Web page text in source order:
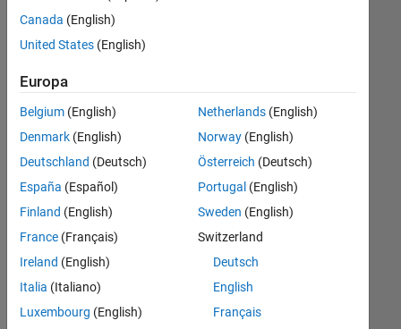
keine
offenen
Stellen,
Ihren
Suchkriterien
entsprechen.
können
die
Suchkriterien
weiter
fassen
oder
alle
Stellenangebote
anzeigen .
Canada (English)
United States (English)
Europa
Belgium (English)
Denmark (English)
Deutschland (Deutsch)
España (Español)
Finland (English)
France (Français)
Ireland (English)
Italia (Italiano)
Luxembourg (English)
Netherlands(English)
Norway(English)
Österreich (Deutsch)
Portugal (English)
Sweden (English)
Switzerland
Deutsch
English
Français